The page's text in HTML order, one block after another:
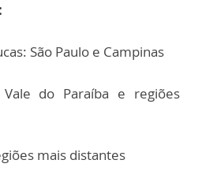
São Paulo e Campinas
Vale do Paraíba e regiões
mais distantes